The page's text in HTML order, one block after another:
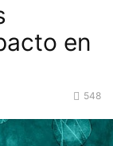
en
548